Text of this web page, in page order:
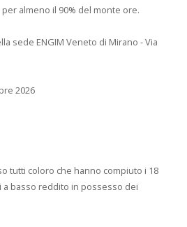
almeno il 90% del monte ore.
sede ENGIM Veneto di Mirano - Via
2026
tutti coloro che hanno compiuto i 18
a basso reddito in possesso dei